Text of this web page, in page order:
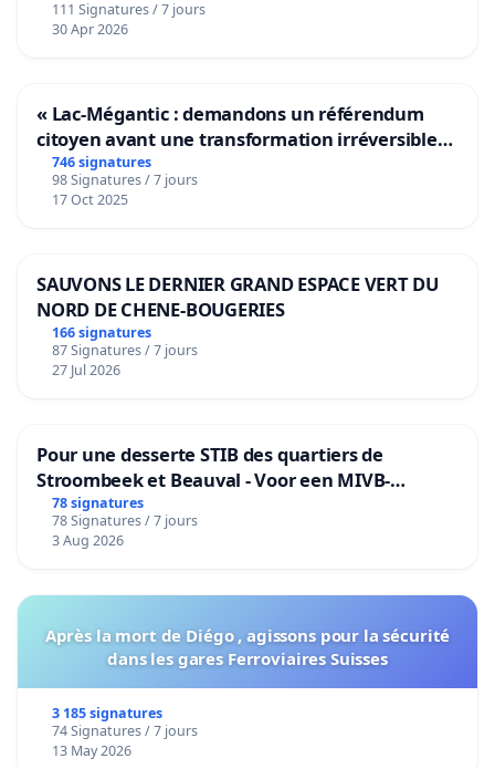
111 Signatures / 7 jours
30 Apr 2026
« Lac-Mégantic : demandons un référendum
citoyen avant une transformation irréversible
de notre territoire »
746 signatures
98 Signatures / 7 jours
17 Oct 2025
SAUVONS LE DERNIER GRAND ESPACE VERT DU
NORD DE CHENE-BOUGERIES
166 signatures
87 Signatures / 7 jours
27 Jul 2026
Pour une desserte STIB des quartiers de
Stroombeek et Beauval - Voor een MIVB-
bediening van de wijken Strombeek en Het
Voor
78 signatures
78 Signatures / 7 jours
3 Aug 2026
Après la mort de Diégo , agissons pour la sécurité
dans les gares Ferroviaires Suisses
3 185 signatures
74 Signatures / 7 jours
13 May 2026